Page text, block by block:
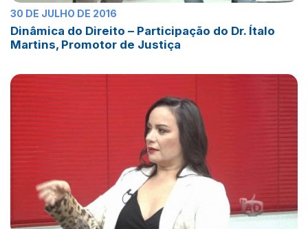
30 DE JULHO DE 2016
Dinâmica do Direito – Participação do Dr. Ítalo
Martins, Promotor de Justiça